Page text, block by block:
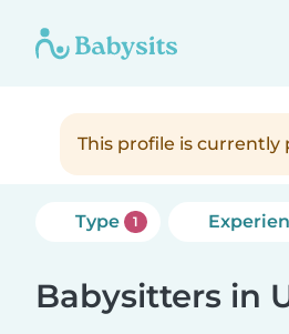
This profile is
Type 1
Babysitters in